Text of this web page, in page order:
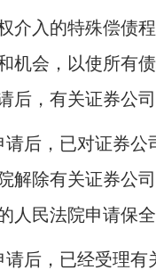
入的特殊偿债程
机会，以使所有
后，有关证券公
请后，已对证券
解除有关证券公
人民法院申请保全
请后，已经受理